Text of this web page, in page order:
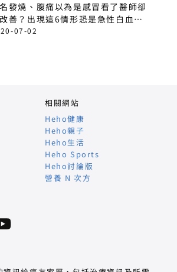
發燒、腹痛以為是感冒看了醫師卻
善？出現這6情形恐是急性白血
07-02
相關網站
Heho健康
Heho親子
Heho生活
Heho Sports
Heho討論版
營養 N 次方